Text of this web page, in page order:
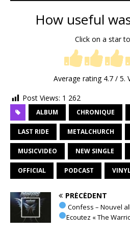
How useful
Click on a star
Average rating 4.7/ 5.
Post Views: 1 262
ALBUM CHRONIQUE
LAST RIDE METALCHURCH
MUSICVIDEO NEW SINGLE
OFFICIAL PODCAST
PRÉCÉDENT
Confess – Nouvel
Ecoutez « The